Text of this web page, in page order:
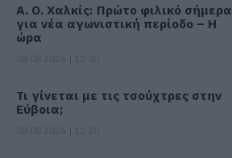
Α. Ο. Χαλκίς: Πρώτο φιλικό σήμερα
για νέα αγωνιστική περίοδο – Η
ώρα
Τι γίνεται με τις τσούχτρες στην
Εύβοια;